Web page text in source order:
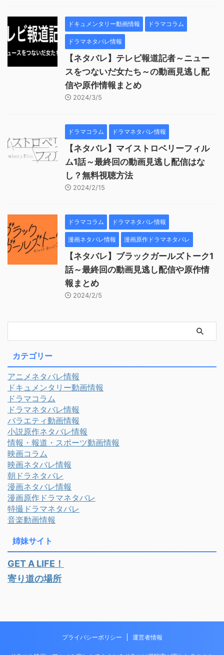
ドキュメンタリー動画情報 ドラマコラム
ドラマネタバレ情報
【ネタバレ】テレビ報道記者～ニュー
スをつないだ女たち～の動画見逃し配
信や原作情報まとめ
2024/3/5
ドラマコラム ドラマネタバレ情報
【ネタバレ】マイストロベリーフィル
ム1話～最終回の動画見逃し配信はな
し？無料視聴方法
2024/2/15
ドラマコラム ドラマネタバレ情報
漫画ネタバレ情報 漫画原作ドラマネタバレ
【ネタバレ】ブラックガールズトーク1
話～最終回の動画見逃し配信や原作情
報まとめ
2024/2/5
カテゴリー
アニメネタバレ情報
ドキュメンタリー動画情報
ドラマコラム
ドラマネタバレ情報
バラエティ動画情報
小説原作ネタバレ情報
情報・報道・スポーツ動画情報
映画コラム
映画ネタバレ情報
朝ドラネタバレ
漫画ネタバレ情報
漫画原作ドラマネタバレ
特撮ドラマネタバレ
音楽動画情報
姉妹サイト
GET A LIFE！
寄り道の場所
プライバシーポリシー 運営者情報